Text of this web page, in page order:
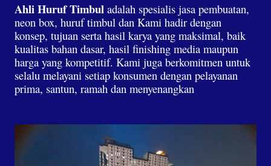
Ahli Huruf Timbul adalah spesialis jasa pembuatan,
neon box, huruf timbul dan Kami hadir dengan
konsep, tujuan serta hasil karya yang maksimal, baik
kualitas bahan dasar, hasil finishing media maupun
harga yang kompetitif. Kami juga berkomitmen untuk
selalu melayani setiap konsumen dengan pelayanan
prima, santun, ramah dan menyenangkan